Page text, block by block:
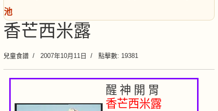
池
香芒西米露
兒童食譜 2007年10月11日 點擊數: 19381
醒 神 開 胃
香芒西米露